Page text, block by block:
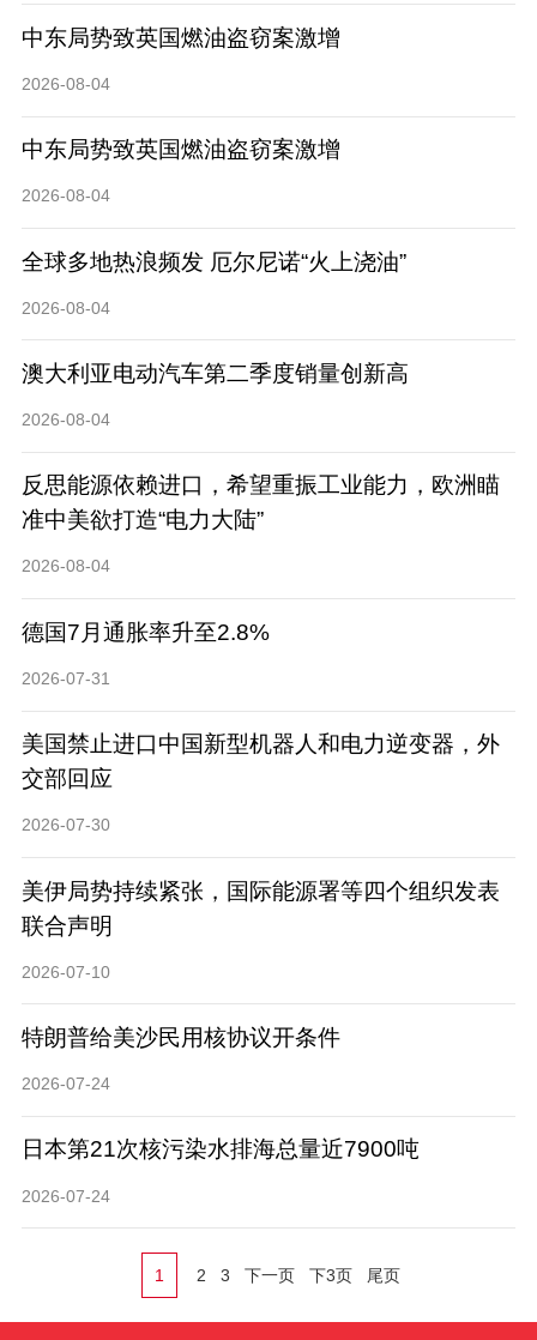
中东局势致英国燃油盗窃案激增
2026-08-04
中东局势致英国燃油盗窃案激增
2026-08-04
全球多地热浪频发 厄尔尼诺“火上浇油”
2026-08-04
澳大利亚电动汽车第二季度销量创新高
2026-08-04
反思能源依赖进口，希望重振工业能力，欧洲瞄
准中美欲打造“电力大陆”
2026-08-04
德国7月通胀率升至2.8%
2026-07-31
美国禁止进口中国新型机器人和电力逆变器，外
交部回应
2026-07-30
美伊局势持续紧张，国际能源署等四个组织发表
联合声明
2026-07-10
特朗普给美沙民用核协议开条件
2026-07-24
日本第21次核污染水排海总量近7900吨
2026-07-24
1 2 3 下一页 下3页 尾页